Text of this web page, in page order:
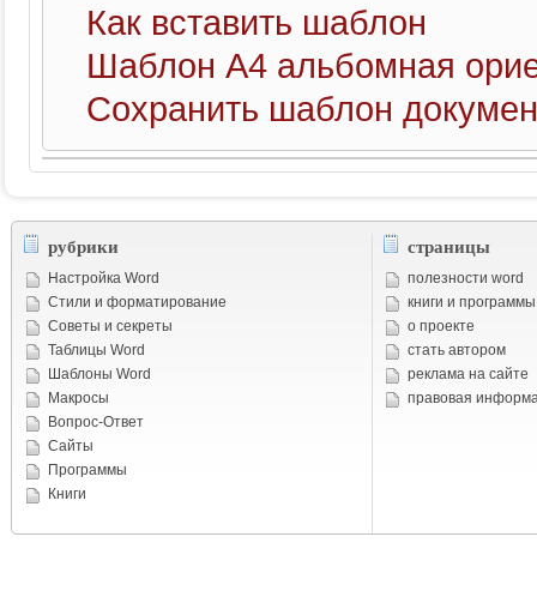
Как вставить шаблон
Шаблон А4 альбомная
Сохранить шаблон
страницы
полезности word
книги и программы
о проекте
стать автором
реклама на сайте
правовая
рубрики
Настройка Word
Стили и форматирование
Советы и cекреты
Таблицы Word
Шаблоны Word
Макросы
Вопрос-Ответ
Сайты
Программы
Книги